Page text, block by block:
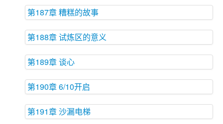
第187章 糟糕的故事
第188章 试炼区的意义
第189章 谈心
第190章 6/10开启
第191章 沙漏电梯